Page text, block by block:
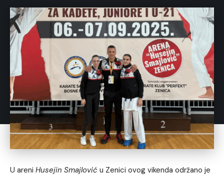
U areni Husejin Smajlović u Zenici ovog vikenda održano je